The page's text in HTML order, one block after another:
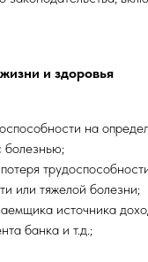
и здоровья
на
болезнью;
или тяжелой болезни;
источника
банка и т.д.;